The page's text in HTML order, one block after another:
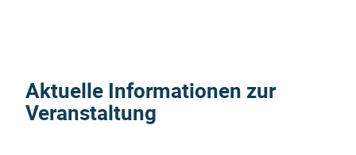
Aktuelle Informationen zur
Veranstaltung